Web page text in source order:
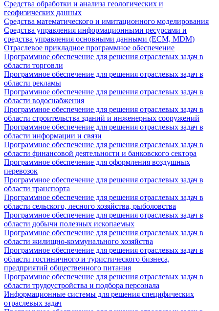
Средства обработки и анализа геологических и
геофизических данных
Средства математического и имитационного моделирования
Средства управления информационными ресурсами и
средства управления основными данными (ECM, MDM)
Отраслевое прикладное программное обеспечение
Программное обеспечение для решения отраслевых задач в
области торговли
Программное обеспечение для решения отраслевых задач в
области рекламы
Программное обеспечение для решения отраслевых задач в
области водоснабжения
Программное обеспечение для решения отраслевых задач в
области строительства зданий и инженерных сооружений
Программное обеспечение для решения отраслевых задач в
области информации и связи
Программное обеспечение для решения отраслевых задач в
области финансовой деятельности и банковского сектора
Программное обеспечение для оформления воздушных
перевозок
Программное обеспечение для решения отраслевых задач в
области транспорта
Программное обеспечение для решения отраслевых задач в
области сельского, лесного хозяйства, рыболовства
Программное обеспечение для решения отраслевых задач в
области добычи полезных ископаемых
Программное обеспечение для решения отраслевых задач в
области жилищно-коммунального хозяйства
Программное обеспечение для решения отраслевых задач в
области гостиничного и туристического бизнеса,
предприятий общественного питания
Программное обеспечение для решения отраслевых задач в
области трудоустройства и подбора персонала
Информационные системы для решения специфических
отраслевых задач